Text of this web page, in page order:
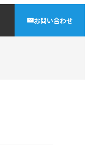
お問い合わせ